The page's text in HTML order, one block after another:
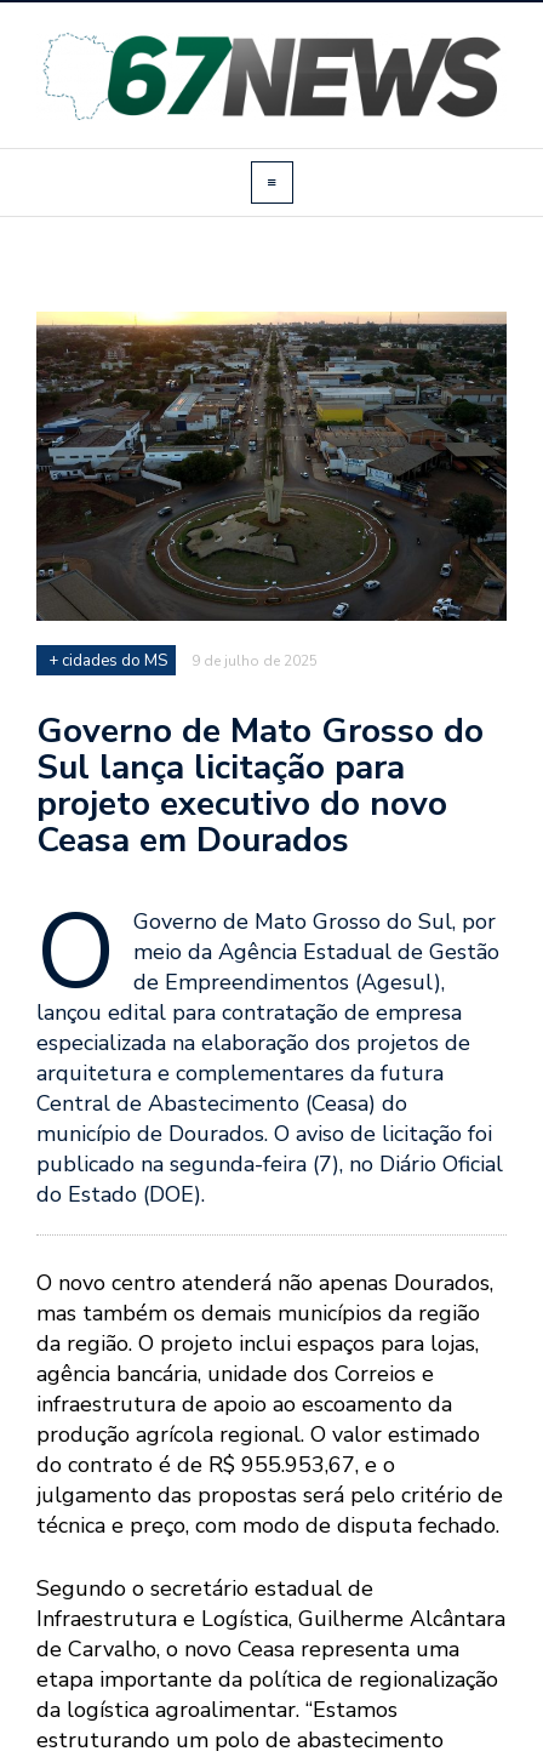
+ cidades do MS 9 de julho de 2025
Governo de Mato Grosso do
Sul lança licitação para
projeto executivo do novo
Ceasa em Dourados
O
Governo de Mato Grosso do Sul, por
meio da Agência Estadual de Gestão
de Empreendimentos (Agesul),
lançou edital para contratação de empresa
especializada na elaboração dos projetos de
arquitetura e complementares da futura
Central de Abastecimento (Ceasa) do
município de Dourados. O aviso de licitação foi
publicado na segunda-feira (7), no Diário Oficial
do Estado (DOE).
O novo centro atenderá não apenas Dourados,
mas também os demais municípios da região
da região. O projeto inclui espaços para lojas,
agência bancária, unidade dos Correios e
infraestrutura de apoio ao escoamento da
produção agrícola regional. O valor estimado
do contrato é de R$ 955.953,67, e o
julgamento das propostas será pelo critério de
técnica e preço, com modo de disputa fechado.
Segundo o secretário estadual de
Infraestrutura e Logística, Guilherme Alcântara
de Carvalho, o novo Ceasa representa uma
etapa importante da política de regionalização
da logística agroalimentar. “Estamos
estruturando um polo de abastecimento